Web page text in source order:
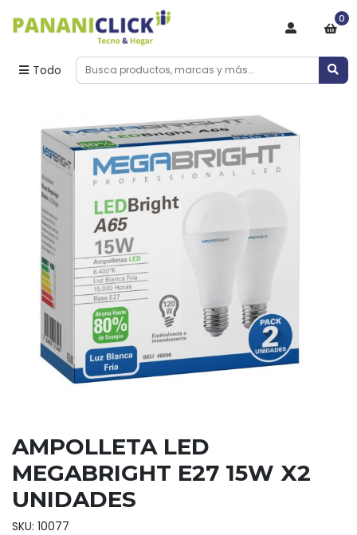
Todo
0
AMPOLLETA LED
MEGABRIGHT E27 15W X2
UNIDADES
SKU: 10077